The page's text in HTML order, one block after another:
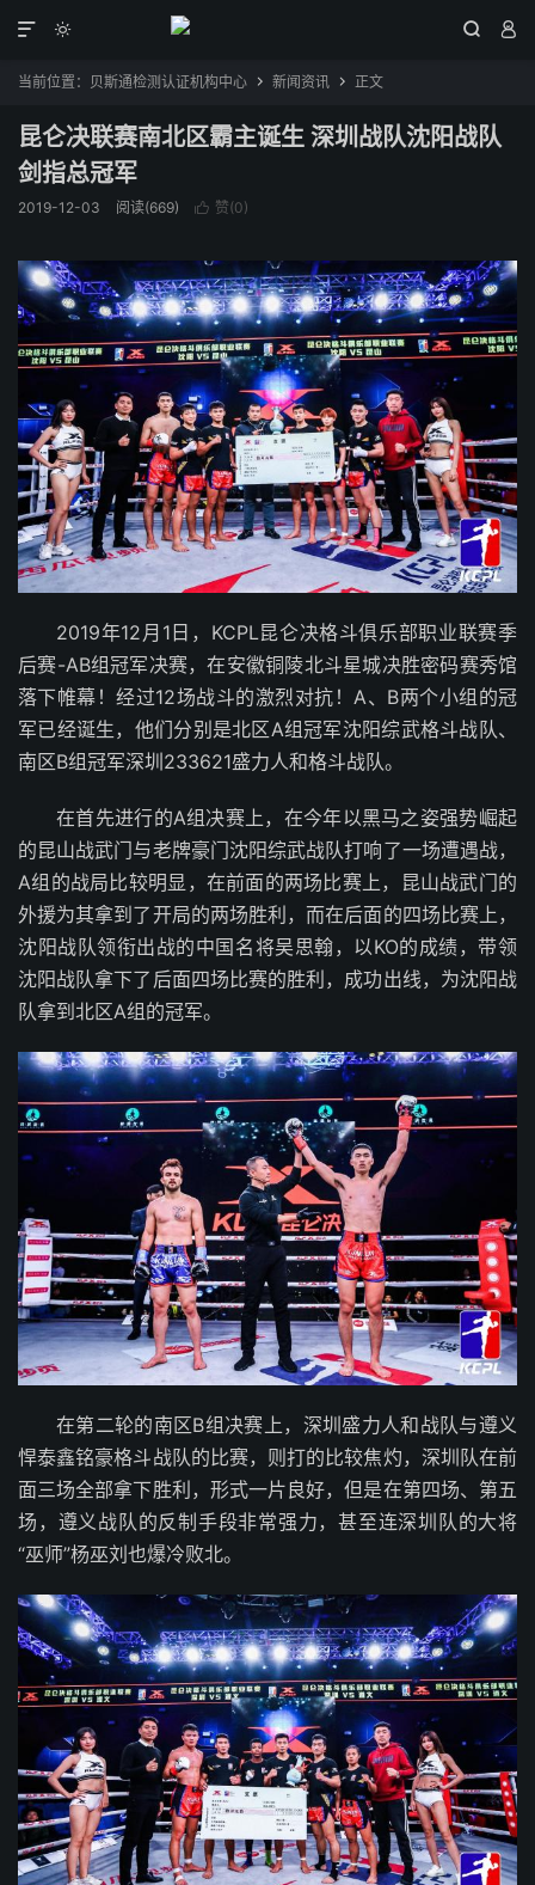
  

当前位置： 贝斯通检测认证机构中心  新闻资讯  正文
昆仑决联赛南北区霸主诞生 深圳战队沈阳战队
剑指总冠军
2019-12-03 阅读(669)  赞(0)
2019年12月1日，KCPL昆仑决格斗俱乐部职业联赛季
后赛-AB组冠军决赛，在安徽铜陵北斗星城决胜密码赛秀馆
落下帷幕！经过12场战斗的激烈对抗！A、B两个小组的冠
军已经诞生，他们分别是北区A组冠军沈阳综武格斗战队、
南区B组冠军深圳233621盛力人和格斗战队。
在首先进行的A组决赛上，在今年以黑马之姿强势崛起
的昆山战武门与老牌豪门沈阳综武战队打响了一场遭遇战，
A组的战局比较明显，在前面的两场比赛上，昆山战武门的
外援为其拿到了开局的两场胜利，而在后面的四场比赛上，
沈阳战队领衔出战的中国名将吴思翰，以KO的成绩，带领
沈阳战队拿下了后面四场比赛的胜利，成功出线，为沈阳战
队拿到北区A组的冠军。
在第二轮的南区B组决赛上，深圳盛力人和战队与遵义
悍泰鑫铭豪格斗战队的比赛，则打的比较焦灼，深圳队在前
面三场全部拿下胜利，形式一片良好，但是在第四场、第五
场，遵义战队的反制手段非常强力，甚至连深圳队的大将
“巫师”杨巫刘也爆冷败北。